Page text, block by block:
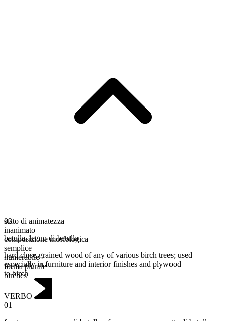
stato di animatezza
inanimato
composizione morfologica
semplice
numerabile
forma plurale
birches
03
betulla,legno di betulla
hard close-grained wood of any of various birch trees; used
especially in furniture and interior finishes and plywood
to birch
VERBO
01